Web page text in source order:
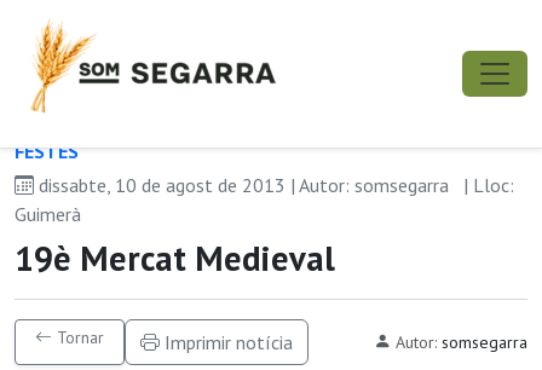
FESTES
dissabte, 10 de agost de 2013 | Autor: somsegarra
| Lloc:
Guimerà
19è Mercat Medieval
Tornar Imprimir notícia Autor: somsegarra